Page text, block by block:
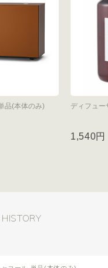
品(本体のみ) ディフュー
1,540円